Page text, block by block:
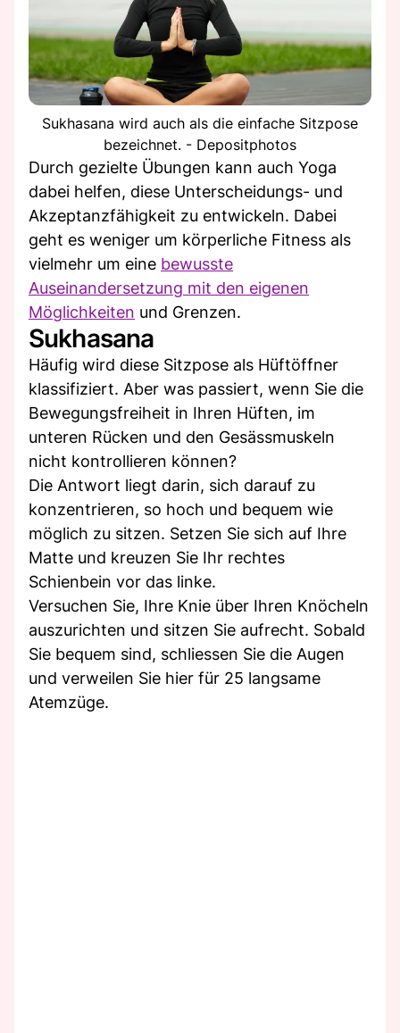
Sukhasana wird auch als die einfache Sitzpose
bezeichnet. - Depositphotos
Durch gezielte Übungen kann auch Yoga
dabei helfen, diese Unterscheidungs- und
Akzeptanzfähigkeit zu entwickeln. Dabei
geht es weniger um körperliche Fitness als
vielmehr um eine bewusste
Auseinandersetzung mit den eigenen
Möglichkeiten und Grenzen.
Sukhasana
Häufig wird diese Sitzpose als Hüftöffner
klassifiziert. Aber was passiert, wenn Sie die
Bewegungsfreiheit in Ihren Hüften, im
unteren Rücken und den Gesässmuskeln
nicht kontrollieren können?
Die Antwort liegt darin, sich darauf zu
konzentrieren, so hoch und bequem wie
möglich zu sitzen. Setzen Sie sich auf Ihre
Matte und kreuzen Sie Ihr rechtes
Schienbein vor das linke.
Versuchen Sie, Ihre Knie über Ihren Knöcheln
auszurichten und sitzen Sie aufrecht. Sobald
Sie bequem sind, schliessen Sie die Augen
und verweilen Sie hier für 25 langsame
Atemzüge.